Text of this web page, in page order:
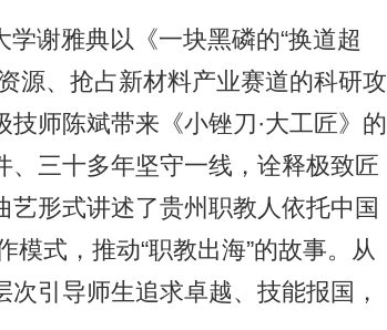
谢雅典以《一块黑磷的“换道超
源、抢占新材料产业赛道的科研攻
师陈斌带来《小锉刀·大工匠》的
三十多年坚守一线，诠释极致匠
形式讲述了贵州职教人依托中国
式，推动“职教出海”的故事。从
引导师生追求卓越、技能报国，